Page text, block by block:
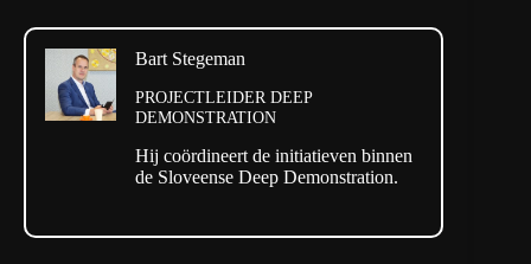
Bart Stegeman
PROJECTLEIDER DEEP
DEMONSTRATION
Hij coördineert de initiatieven binnen
de Sloveense Deep Demonstration.